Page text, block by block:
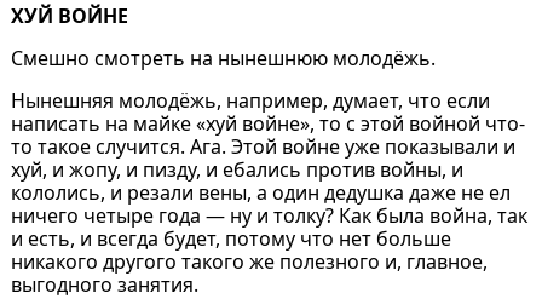
ХУЙ ВОЙНЕ
Смешно смотреть на нынешнюю молодёжь.
Нынешняя молодёжь, например, думает, что если
написать на майке «хуй войне», то с этой войной что-
то такое случится. Ага. Этой войне уже показывали и
хуй, и жопу, и пизду, и ебались против войны, и
кололись, и резали вены, а один дедушка даже не ел
ничего четыре года — ну и толку? Как была война, так
и есть, и всегда будет, потому что нет больше
никакого другого такого же полезного и, главное,
выгодного занятия.